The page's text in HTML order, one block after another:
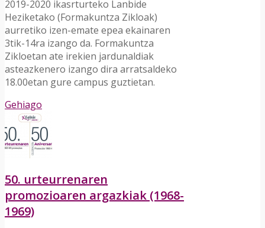
2019-2020 ikasrturteko Lanbide
Heziketako (Formakuntza Zikloak)
aurretiko izen-emate epea ekainaren
3tik-14ra izango da. Formakuntza
Zikloetan ate irekien jardunaldiak
asteazkenero izango dira arratsaldeko
18.00etan gure campus guztietan.
Gehiago
50. urteurrenaren
promozioaren argazkiak (1968-
1969)